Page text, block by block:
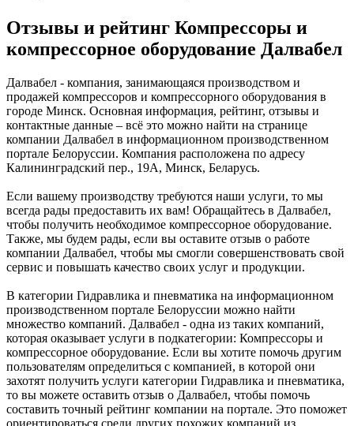
Отзывы и рейтинг Компрессоры и
компрессорное оборудование Далвабел
Далвабел - компания, занимающаяся производством и
продажей компрессоров и компрессорного оборудования в
городе Минск. Основная информация, рейтинг, отзывы и
контактные данные – всё это можно найти на странице
компании Далвабел в информационном производственном
портале Белоруссии. Компания расположена по адресу
Калининградский пер., 19А, Минск, Беларусь.
Если вашему производству требуются наши услуги, то мы
всегда рады предоставить их вам! Обращайтесь в Далвабел,
чтобы получить необходимое компрессорное оборудование.
Также, мы будем рады, если вы оставите отзыв о работе
компании Далвабел, чтобы мы смогли совершенствовать свой
сервис и повышать качество своих услуг и продукции.
В категории Гидравлика и пневматика на информационном
производственном портале Белоруссии можно найти
множество компаний. Далвабел - одна из таких компаний,
которая оказывает услуги в подкатегории: Компрессоры и
компрессорное оборудование. Если вы хотите помочь другим
пользователям определиться с компанией, в которой они
захотят получить услуги категории Гидравлика и пневматика,
то вы можете оставить отзыв о Далвабел, чтобы помочь
составить точный рейтинг компании на портале. Это поможет